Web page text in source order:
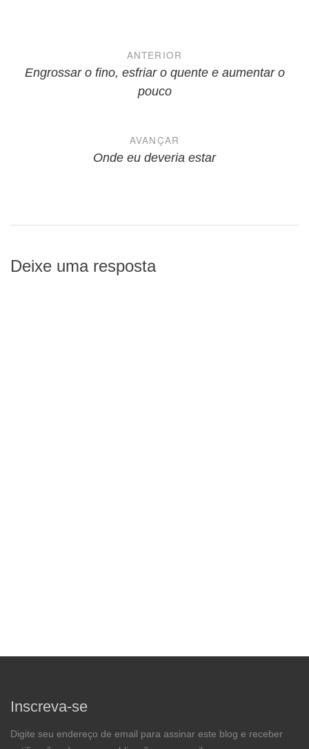
Navegação
de
ANTERIOR
Engrossar o fino, esfriar o quente e aumentar o
pouco
AVANÇAR
Onde eu deveria estar
Deixe uma resposta
Inscreva-se
Digite seu endereço de email para assinar este blog e receber